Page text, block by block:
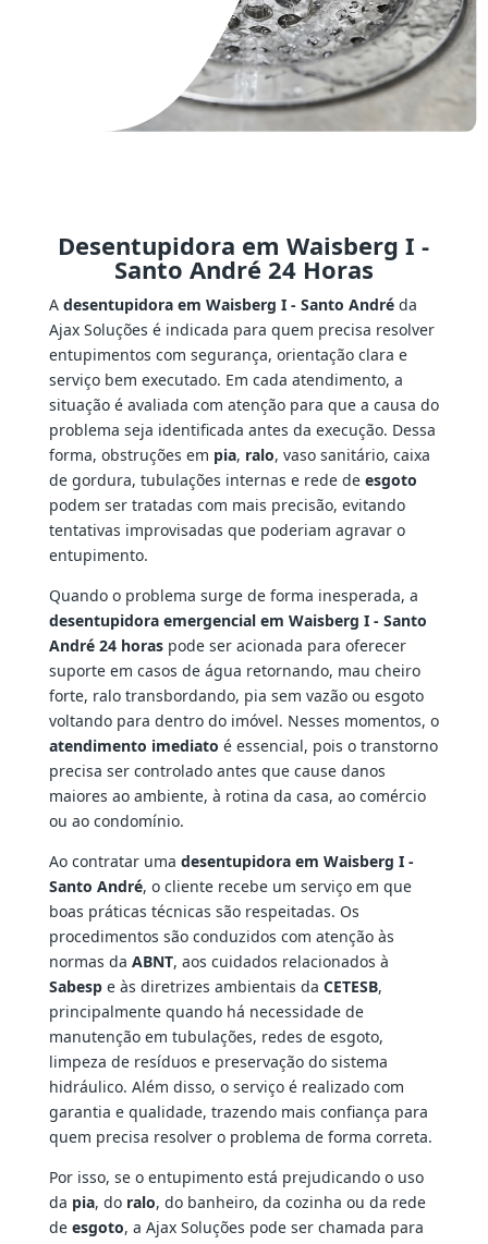
Desentupidora em Waisberg I -
Santo André 24 Horas
A desentupidora em Waisberg I - Santo Andréda
Ajax Soluções é indicada para quem precisa resolver
entupimentos com segurança, orientação clara e
serviço bem executado. Em cada atendimento, a
situação é avaliada com atenção para que a causa do
problema seja identificada antes da execução. Dessa
forma, obstruções em pia, ralo, vaso sanitário, caixa
de gordura, tubulações internas e rede de esgoto
podem ser tratadas com mais precisão, evitando
tentativas improvisadas que poderiam agravar o
entupimento.
Quando o problema surge de forma inesperada, a
desentupidora emergencial em Waisberg I - Santo
André 24 horaspode ser acionada para oferecer
suporte em casos de água retornando, mau cheiro
forte, ralo transbordando, pia sem vazão ou esgoto
voltando para dentro do imóvel. Nesses momentos, o
atendimento imediato é essencial, pois o transtorno
precisa ser controlado antes que cause danos
maiores ao ambiente, à rotina da casa, ao comércio
ou ao condomínio.
Ao contratar uma desentupidora em Waisberg I -
Santo André, o cliente recebe um serviço em que
boas práticas técnicas são respeitadas. Os
procedimentos são conduzidos com atenção às
normas da ABNT, aos cuidados relacionados à
Sabespe às diretrizes ambientais da CETESB,
principalmente quando há necessidade de
manutenção em tubulações, redes de esgoto,
limpeza de resíduos e preservação do sistema
hidráulico. Além disso, o serviço é realizado com
garantia e qualidade, trazendo mais confiança para
quem precisa resolver o problema de forma correta.
Por isso, se o entupimento está prejudicando o uso
da pia, do ralo, do banheiro, da cozinha ou da rede
de esgoto, a Ajax Soluções pode ser chamada para